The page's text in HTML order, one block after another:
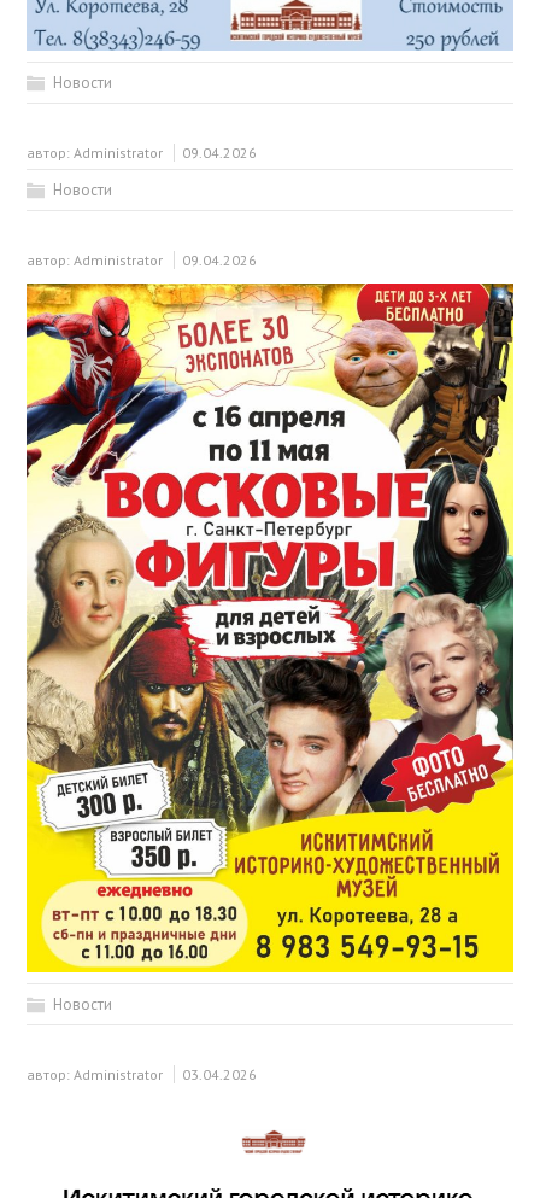
Новости
автор:Administrator 09.04.2026
Новости
автор:Administrator 09.04.2026
Новости
автор:Administrator 03.04.2026